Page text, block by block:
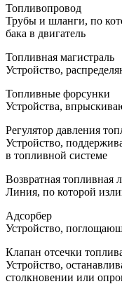
Топливопровод
Трубы и шланги, по
бака в двигатель
Топливная магистраль
Устройство,
Топливные форсунки
Устройства,
Регулятор давления
Устройство,
в топливной системе
Возвратная топливная
Линия, по которой
Адсорбер
Устройство,
Клапан отсечки
Устройство,
столкновении или